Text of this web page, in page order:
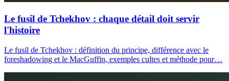
Le fusil de Tchekhov : chaque détail doit servir
l'histoire
Le fusil de Tchekhov : définition du principe, différence avec le
foreshadowing et le MacGuffin, exemples cultes et méthode pour…